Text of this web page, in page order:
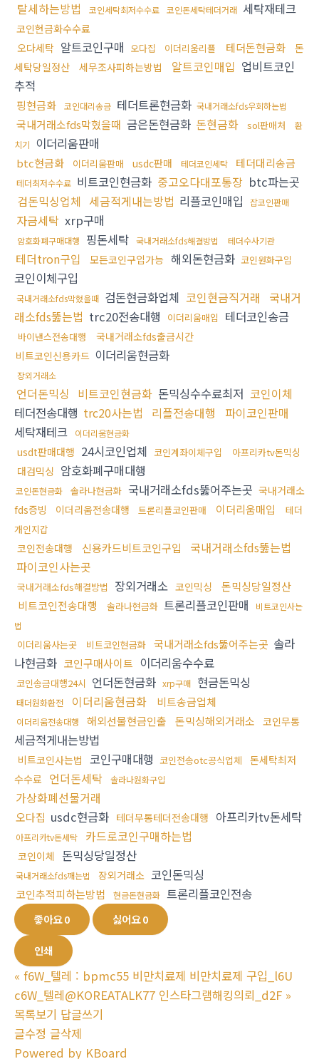
탈세하는방법
코인세탁최저수수료 코인돈세탁테더거래 세탁재테크
코인현금화수수료
오다세탁 알트코인구매 오다집 이더리움리플 테더돈현금화
돈
세탁당일정산
세무조사피하는방법 알트코인매입 업비트코인
추적
핑현금화 코인대리송금 테더트론현금화 국내거래소fds우회하는법
국내거래소fds막혔을때 금은돈현금화 돈현금화 sol판매처
환
치기 이더리움판매
btc현금화 이더리움판매 usdc판매 테더코인세탁 테더대리송금
테더최저수수료 비트코인현금화 중고오다대포통장 btc파는곳
검돈믹싱업체 세금적게내는방법 리플코인매입 잡코인판매
자금세탁 xrp구매
암호화폐구매대행 핑돈세탁 국내거래소fds해결방법 테더수사기관
테더tron구입 모든코인구입가능 해외돈현금화 코인원화구입
코인이체구입
국내거래소fds막혔을때 검돈현금화업체 코인현금직거래
국내거
래소fds뚫는법 trc20전송대행 이더리움매입 테더코인송금
바이낸스전송대행
국내거래소fds출금시간
비트코인신용카드 이더리움현금화
장외거래소
언더돈믹싱 비트코인현금화 돈믹싱수수료최저 코인이체
테더전송대행 trc20사는법 리플전송대행
파이코인판매
세탁재테크
이더리움현금화
usdt판매대행 24시코인업체 코인계좌이체구입 아프리카tv돈믹싱
대검믹싱 암호화폐구매대행
코인돈현금화 솔라나현금화 국내거래소fds뚫어주는곳 국내거래소
fds증빙
이더리움전송대행 트론리플코인판매 이더리움매입
테더
개인지갑
코인전송대행 신용카드비트코인구입
국내거래소fds뚫는법
파이코인사는곳
국내거래소fds해결방법 장외거래소 코인믹싱
돈믹싱당일정산
비트코인전송대행
솔라나현금화 트론리플코인판매
비트코인사는
법
이더리움사는곳 비트코인현금화 국내거래소fds뚫어주는곳 솔라
나현금화 코인구매사이트 이더리움수수료
코인송금대행24시 언더돈현금화 xrp구매 현금돈믹싱
태더원화환전 이더리움현금화 비트송금업체
이더리움전송대행 해외선물현금인출 돈믹싱해외거래소 코인무통
세금적게내는방법
비트코인사는법 코인구매대행 코인전송otc공식업체
돈세탁최저
수수료 언더돈세탁 솔라나원화구입
가상화폐선물거래
오다집 usdc현금화 테더무통테더전송대행 아프리카tv돈세탁
아프리카tv돈세탁 카드로코인구매하는법
코인이체 돈믹싱당일정산
국내거래소fds깨는법 장외거래소 코인돈믹싱
코인추적피하는방법 현금돈현금화 트론리플코인전송
좋아요0 싫어요0
인쇄
« f6W_텔레 : bpmc55 비만치료제 비만치료제 구입_l6U
c6W_텔레@KOREATALK77 인스타그램해킹의뢰_d2F »
목록보기 답글쓰기
글수정 글삭제
Powered by KBoard